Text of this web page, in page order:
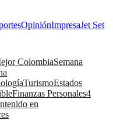
OpiniónImpresaJet Set
ColombiaSemana
TurismoEstados
Finanzas Personales4
en